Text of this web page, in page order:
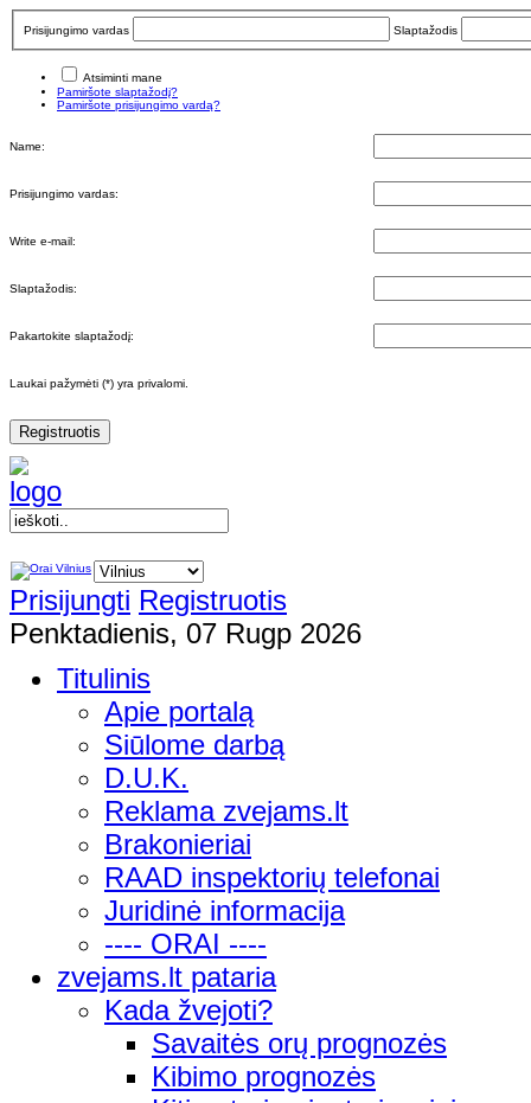
Prisijungimo vardas Slaptažodis
Atsiminti mane
Pamiršote slaptažodį?
Pamiršote prisijungimo vardą?
Name:
Prisijungimo vardas:
Write e-mail:
Slaptažodis:
Pakartokite slaptažodį:
Laukai pažymėti (*) yra privalomi.
Registruotis
Prisijungti Registruotis
Penktadienis, 07 Rugp 2026
Titulinis
Apie portalą
Siūlome darbą
D.U.K.
Reklama zvejams.lt
Brakonieriai
RAAD inspektorių telefonai
Juridinė informacija
---- ORAI ----
zvejams.lt pataria
Kada žvejoti?
Savaitės orų prognozės
Kibimo prognozės